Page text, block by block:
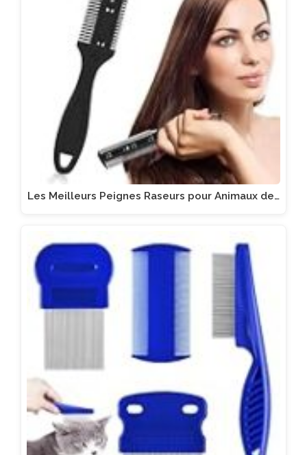
Les Meilleurs Peignes Raseurs pour Animaux de…